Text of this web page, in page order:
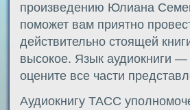
произведению Юлиана
поможет вам приятно
действительно стоящей
высокое. Язык аудиокниги
оцените все части
Аудиокнигу ТАСС